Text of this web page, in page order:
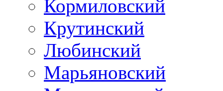
Кормиловский
Крутинский
Любинский
Марьяновский